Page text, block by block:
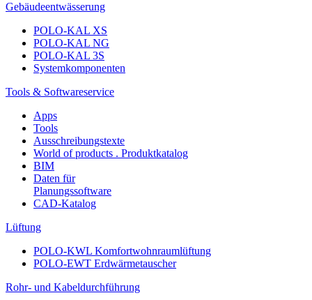
Gebäudeentwässerung
POLO-KAL XS
POLO-KAL NG
POLO-KAL 3S
Systemkomponenten
Tools & Softwareservice
Apps
Tools
Ausschreibungstexte
World of products . Produktkatalog
BIM
Daten für
Planungssoftware
CAD-Katalog
Lüftung
POLO-KWL Komfortwohnraumlüftung
POLO-EWT Erdwärmetauscher
Rohr- und Kabeldurchführung